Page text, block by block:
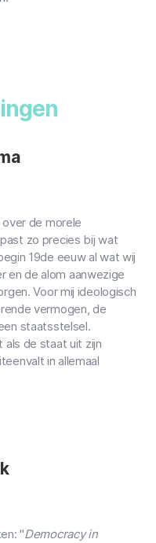
de morele
zo precies bij wat
19de eeuw al wat wij
en de alom aanwezige
Voor mij ideologisch
vermogen, de
staatsstelsel.
als de staat uit zijn
in allemaal
"Democracy in